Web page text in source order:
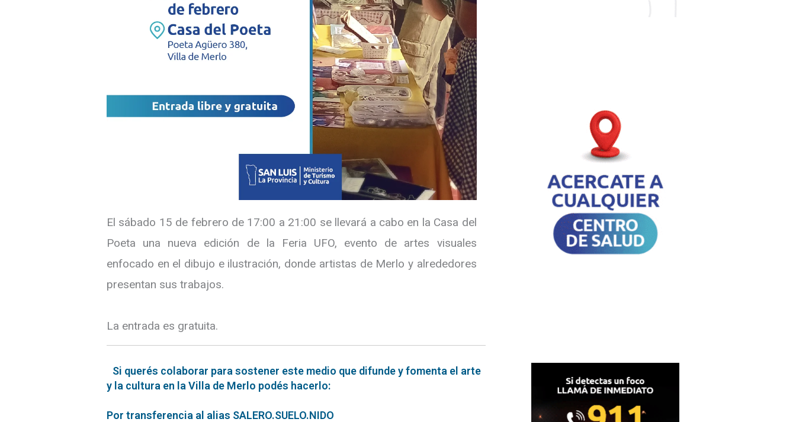
El sábado 15 de febrero de 17:00 a 21:00 se llevará a cabo en la Casa del
Poeta una nueva edición de la Feria UFO, evento de artes visuales
enfocado en el dibujo e ilustración, donde artistas de Merlo y alrededores
presentan sus trabajos.
La entrada es gratuita.
Si querés colaborar para sostener este medio que difunde y fomenta el arte
y la cultura en la Villa de Merlo podés hacerlo:
Por transferencia al alias SALERO.SUELO.NIDO